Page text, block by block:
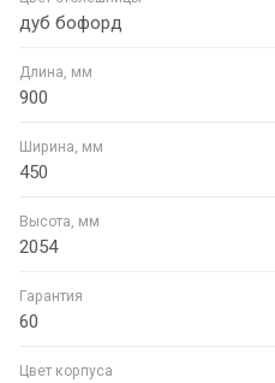
дуб бофорд
Длина, мм
900
Ширина, мм
450
Высота, мм
2054
Гарантия
60
Цвет корпуса